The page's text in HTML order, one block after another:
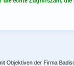
Objektiven der Firma